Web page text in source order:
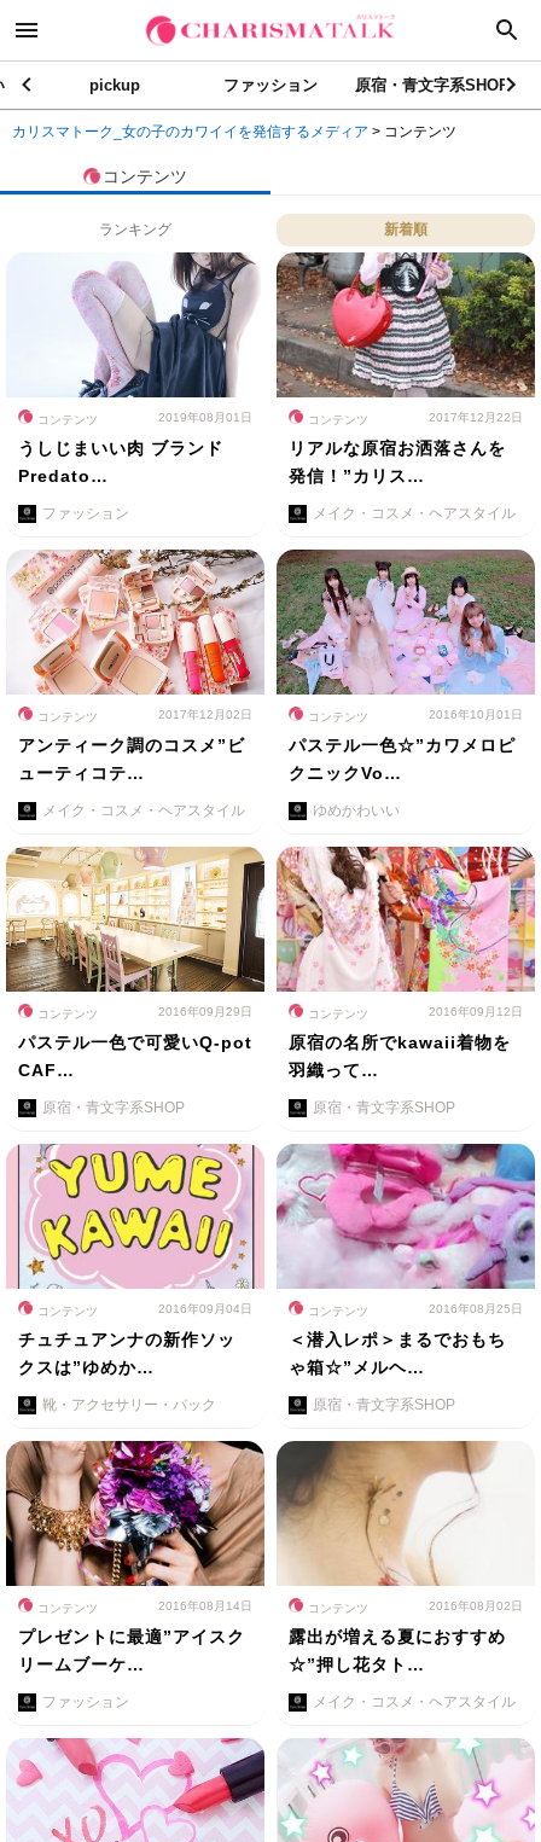
pickup ファッション 原宿・青文字系SHOP
カリスマトーク_女の子のカワイイを発信するメディア > コンテンツ
コンテンツ
ランキング 新着順
コンテンツ 2019年08月01日
うしじまいい肉 ブランド
Predato…
ファッション
コンテンツ 2017年12月22日
リアルな原宿お洒落さんを
発信！”カリス…
メイク・コスメ・ヘアスタイル
コンテンツ 2017年12月02日
アンティーク調のコスメ”ビ
ューティコテ…
メイク・コスメ・ヘアスタイル
コンテンツ 2016年10月01日
パステル一色☆”カワメロピ
クニックVo…
ゆめかわいい
コンテンツ 2016年09月29日
パステル一色で可愛いQ-pot
CAF…
原宿・青文字系SHOP
コンテンツ 2016年09月12日
原宿の名所でkawaii着物を
羽織って…
原宿・青文字系SHOP
コンテンツ 2016年09月04日
チュチュアンナの新作ソッ
クスは”ゆめか…
靴・アクセサリー・バック
コンテンツ 2016年08月25日
＜潜入レポ＞まるでおもち
ゃ箱☆”メルヘ…
原宿・青文字系SHOP
コンテンツ 2016年08月14日
プレゼントに最適”アイスク
リームブーケ…
ファッション
コンテンツ 2016年08月02日
露出が増える夏におすすめ
☆”押し花タト…
メイク・コスメ・ヘアスタイル